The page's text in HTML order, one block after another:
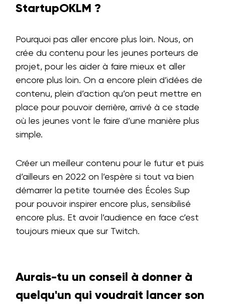
StartupOKLM ?
Pourquoi pas aller encore plus loin. Nous, on
crée du contenu pour les jeunes porteurs de
projet, pour les aider à faire mieux et aller
encore plus loin. On a encore plein d’idées de
contenu, plein d’action qu’on peut mettre en
place pour pouvoir derrière, arrivé à ce stade
où les jeunes vont le faire d’une manière plus
simple.
Créer un meilleur contenu pour le futur et puis
d’ailleurs en 2022 on l’espère si tout va bien
démarrer la petite tournée des Écoles Sup
pour pouvoir inspirer encore plus, sensibilisé
encore plus. Et avoir l’audience en face c’est
toujours mieux que sur Twitch.
Aurais-tu un conseil à donner à
quelqu'un qui voudrait lancer son